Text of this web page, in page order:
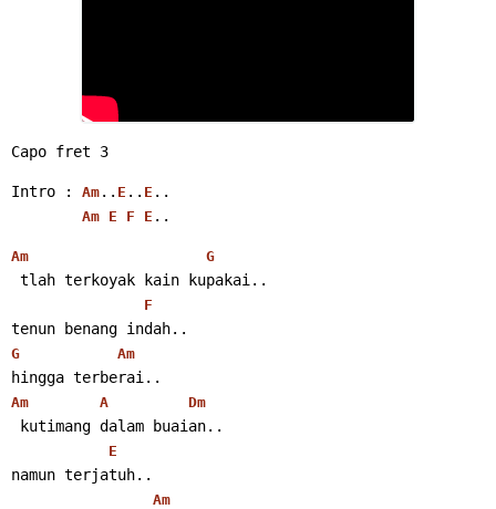
Capo fret 3
Intro : Am .. E .. E ..
Am E F E ..
Am G
tlah terkoyak kain kupakai..
F
tenun benang indah..
G Am
hingga terberai..
Am A Dm
kutimang dalam buaian..
E
namun terjatuh..
Am